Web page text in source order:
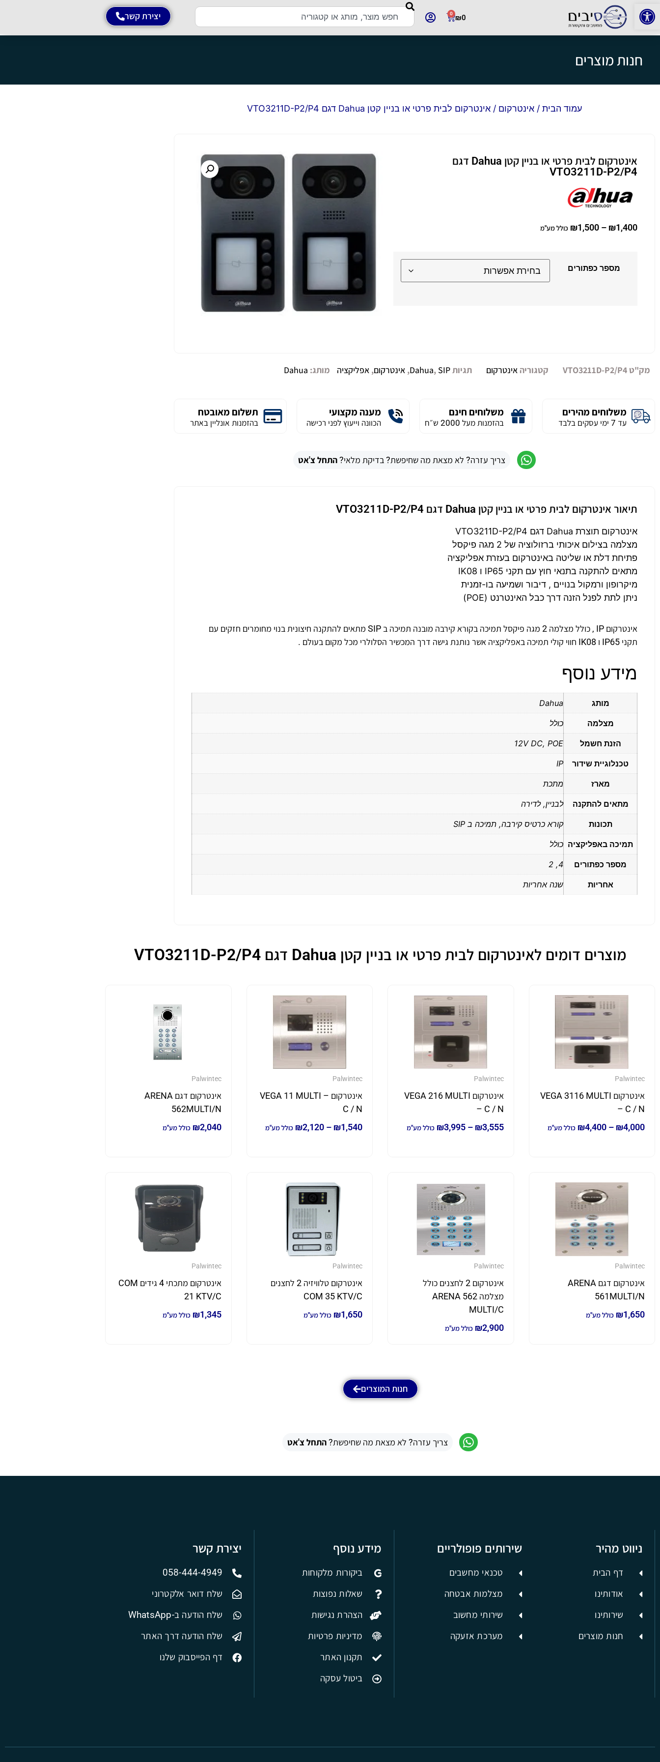
פתח סרגל נגישות ₪0
0 יצירת קשר
חנות מוצרים
עמוד הבית / אינטרקום / אינטרקום לבית פרטי או בניין קטן Dahua דגם VTO3211D-P2/P4
אינטרקום לבית פרטי או בניין קטן Dahua דגם
VTO3211D-P2/P4
₪1,400
–
₪1,500 כולל מע"מ
מספר כפתורים
מק"ט VTO3211D-P2/P4 קטגוריה אינטרקום תגיות Dahua, SIP
, אינטרקום, אפליקציה מותג: Dahua
משלוחים מהירים
עד 7 ימי עסקים בלבד
משלוחים חינם
בהזמנות מעל 2000 ש״ח
מענה מקצועי
הכוונה וייעוץ לפני רכישה
תשלום מאובטח
בהזמנות אונליין באתר
צריך עזרה? לא מצאת מה שחיפשת? בדיקת מלאי?התחל צ'אט
תיאור אינטרקום לבית פרטי או בניין קטן Dahua דגם VTO3211D-P2/P4
אינטרקום תוצרת Dahua דגם VTO3211D-P2/P4
מצלמה בצילום איכותי ברזולוציה של 2 מגה פיקסל
פתיחת דלת או שליטה באינטרקום בעזרת אפליקציה
מתאים להתקנה בתנאי חוץ עם תקני IP65 ו IK08
מיקרופון ורמקול בנויים , דיבור ושמיעה בו-זמנית
ניתן לתת לפנל הזנה דרך כבל האינטרנט (POE)
אינטרקום IP , כולל מצלמה 2 מגה פיקסל תמיכה בקורא קירבה מובנה תמיכה ב SIP מתאים להתקנה חיצונית בנוי מחומרים חזקים עם
תקני IP65 ו IK08 חווי קולי תמיכה באפליקציה אשר נותנת גישה דרך המכשיר הסלולרי מכל מקום בעולם .
מידע נוסף
מותג Dahua
מצלמה כולל
הזנת חשמל 12V DC, POE
טכנלוגיית שידור IP
מארז מתכת
מתאים להתקנה לבניין, לדירה
תכונות קורא כרטיס קירבה, תמיכה ב SIP
תמיכה באפליקציה כולל
מספר כפתורים 4, 2
אחריות שנה אחריות
מוצרים דומים לאינטרקום לבית פרטי או בניין קטן Dahua דגם VTO3211D-P2/P4
Palwintec
אינטרקום VEGA 3116 MULTI
– C / N
₪4,000
–
₪4,400 כולל מע"מ
Palwintec
אינטרקום VEGA 216 MULTI
– C / N
₪3,555
–
₪3,995 כולל מע"מ
Palwintec
אינטרקום VEGA 11 MULTI –
C / N
₪1,540
–
₪2,120 כולל מע"מ
Palwintec
אינטרקום דגם ARENA
562MULTI/N
₪2,040 כולל מע"מ
Palwintec
אינטרקום דגם ARENA
561MULTI/N
₪1,650 כולל מע"מ
Palwintec
אינטרקום 2 לחצנים כולל
מצלמה ARENA 562
MULTI/C
₪2,900 כולל מע"מ
Palwintec
אינטרקום טלוויזיה 2 לחצנים
COM 35 KTV/C
₪1,650 כולל מע"מ
Palwintec
אינטרקום מתכתי 4 גידים COM
21 KTV/C
₪1,345 כולל מע"מ
חנות המוצרים
צריך עזרה? לא מצאת מה שחיפשת?התחל צ'אט
ניווט מהיר
דף הבית
אודותינו
שירותינו
חנות מוצרים
שירותים פופולריים
טכנאי מחשבים
מצלמות אבטחה
שירותי מחשוב
מערכת אזעקה
מידע נוסף
ביקורות מלקוחות
שאלות נפוצות
הצהרת נגישות
מדיניות פרטיות
תקנון האתר
ביטול עסקה
יצירת קשר
058-444-4949
שלח דואר אלקטרוני
שלח הודעה ב-WhatsApp
שלח הודעה דרך האתר
דף הפייסבוק שלנו